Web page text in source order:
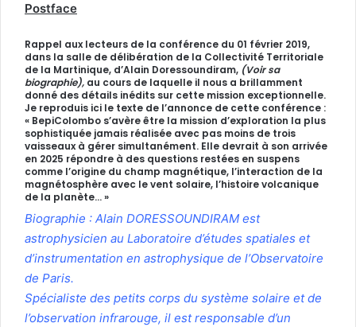
Postface
Rappel aux lecteurs de la conférence du 01 février 2019,
dans la salle de délibération de la Collectivité Territoriale
de la Martinique, d’Alain Doressoundiram, (Voir sa
biographie), au cours de laquelle il nous a brillamment
donné des détails inédits sur cette mission exceptionnelle.
Je reproduis ici le texte de l’annonce de cette conférence :
« BepiColombo s’avère être la mission d’exploration la plus
sophistiquée jamais réalisée avec pas moins de trois
vaisseaux à gérer simultanément. Elle devrait à son arrivée
en 2025 répondre à des questions restées en suspens
comme l’origine du champ magnétique, l’interaction de la
magnétosphère avec le vent solaire, l’histoire volcanique
de la planète… »
Biographie : Alain DORESSOUNDIRAM est
astrophysicien au Laboratoire d’études spatiales et
d’instrumentation en astrophysique de l’Observatoire
de Paris.
Spécialiste des petits corps du système solaire et de
l’observation infrarouge, il est responsable d’un